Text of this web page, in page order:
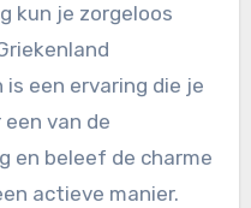
kun je zorgeloos
een ervaring die je
van de
en beleef de charme
actieve manier.